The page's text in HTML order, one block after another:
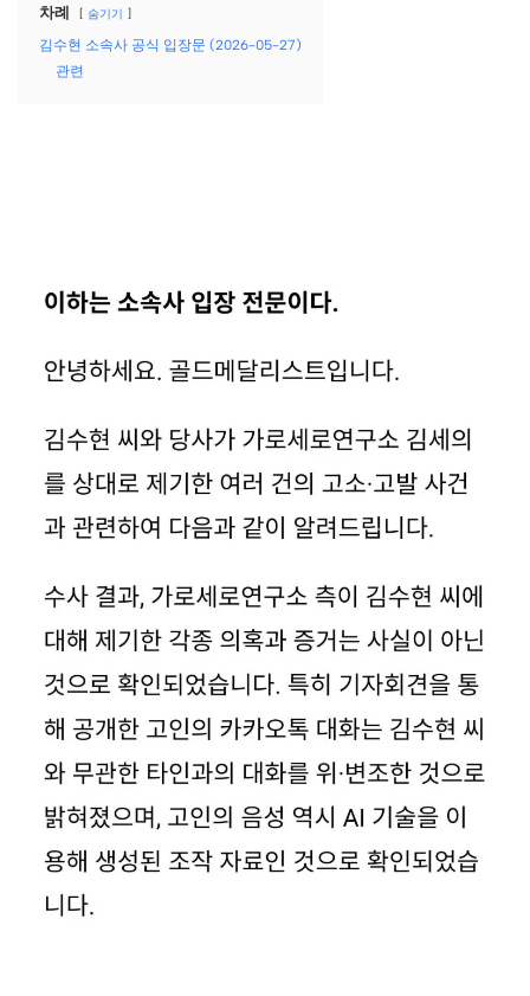
차례 숨기기
김수현 소속사 공식 입장문 (2026-05-27)
관련